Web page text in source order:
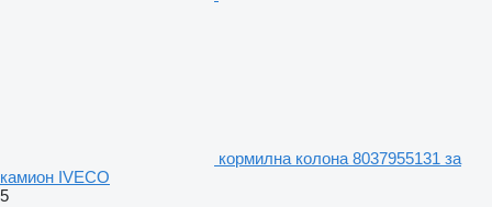
кормилна колона 8037955131 за
камион IVECO
5